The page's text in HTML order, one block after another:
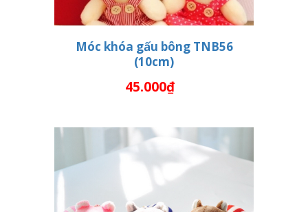
Móc khóa gấu bông TNB56
(10cm)
45.000₫